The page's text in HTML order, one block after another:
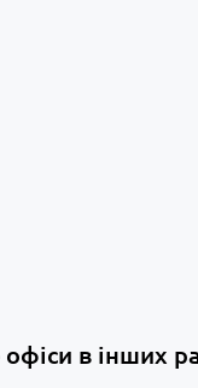
офіси в інших